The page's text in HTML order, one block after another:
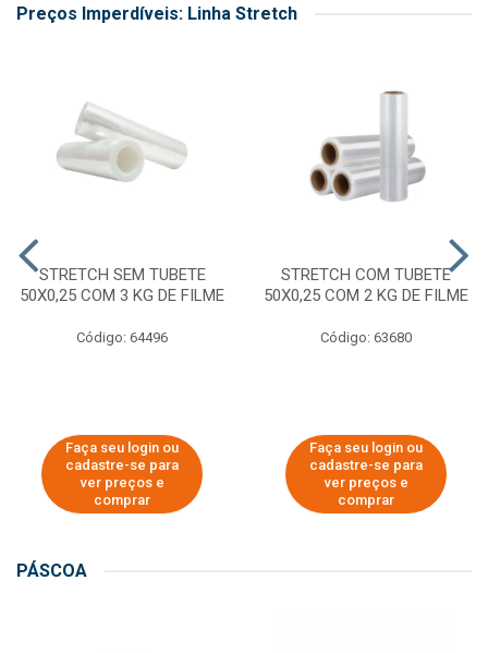
Preços Imperdíveis: Linha Stretch
STRETCH SEM TUBETE
50X0,25 COM 3 KG DE FILME
Código: 64496
Faça seu login ou
cadastre-se para
ver preços e
comprar
STRETCH COM TUBETE
50X0,25 COM 2 KG DE FILME
Código: 63680
Faça seu login ou
cadastre-se para
ver preços e
comprar
PÁSCOA